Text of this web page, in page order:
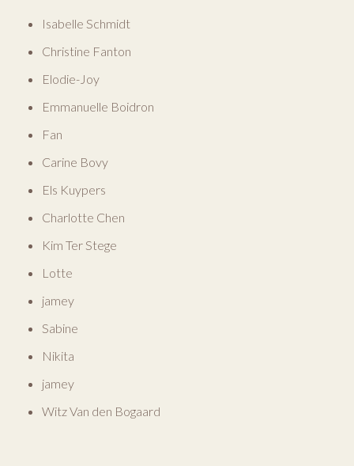
Isabelle Schmidt
Christine Fanton
Elodie-Joy
Emmanuelle Boidron
Fan
Carine Bovy
Els Kuypers
Charlotte Chen
Kim Ter Stege
Lotte
jamey
Sabine
Nikita
jamey
Witz Van den Bogaard